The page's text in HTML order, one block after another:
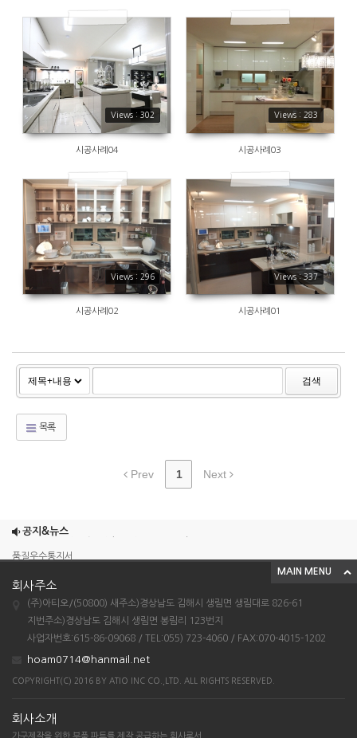
Views : 302
302
시공사례04
Views : 283
283
시공사례03
Views : 296
296
시공사례02
Views : 337
337
시공사례01
검색
목록
Prev 1 Next
공지&뉴스
우수단체표준제품확인서 (공동주택용 반침장)
우수단체표준제품확인서 (공동주택용 현관장)
우수단체표준제품확인서 (공동주택용 반침장)
단체표준인증서 (공동주택용 현관장)
MAIN MENU
회사주소
(주)아티오/(50800) 새주소)경상남도 김해시 생림면 생림대로 826-61
지번주소)경상남도 김해시 생림면 봉림리 123번지
사업자번호:615-86-09068 / TEL:055) 723-4060 / FAX:070-4015-1202
hoam0714@hanmail.net
COPYRIGHT(C) 2016 BY ATIO INC CO.,LTD. ALL RIGHTS RESERVED.
회사소개
가구제작을 위한 부품 파트를 제작 공급하는 회사로서